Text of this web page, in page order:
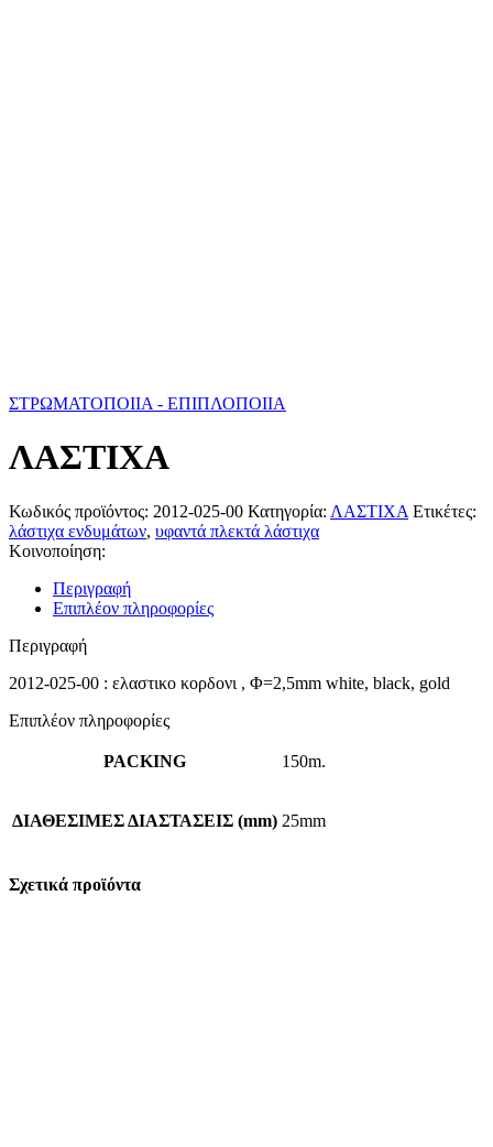
ΣΤΡΩΜΑΤΟΠΟΙΙΑ - ΕΠΙΠΛΟΠΟΙΙΑ
ΛΑΣΤΙΧΑ
Κωδικός προϊόντος: 2012-025-00 Κατηγορία: ΛΑΣΤΙΧΑ Ετικέτες:
λάστιχα ενδυμάτων, υφαντά πλεκτά λάστιχα
Κοινοποίηση:
Περιγραφή
Επιπλέον πληροφορίες
Περιγραφή
2012-025-00 : ελαστικο κορδονι , Φ=2,5mm white, black, gold
Επιπλέον πληροφορίες
PACKING 150m.
ΔΙΑΘΕΣΙΜΕΣ ΔΙΑΣΤΑΣΕΙΣ (mm) 25mm
Σχετικά προϊόντα